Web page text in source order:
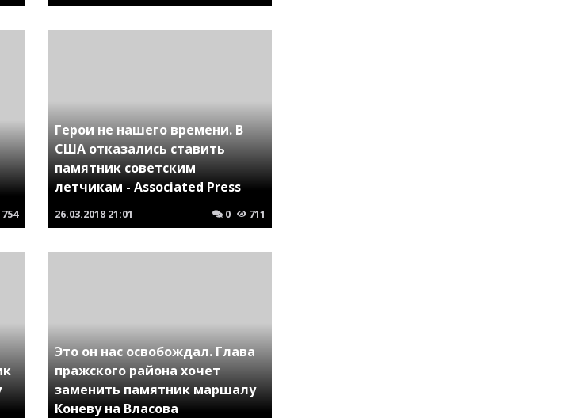
Герои не нашего времени. В
США отказались ставить
памятник советским
летчикам - Associated Press
26.03.2018 21:01 0 711
Это он нас освобождал. Глава
пражского района хочет
заменить памятник маршалу
Коневу на Власова